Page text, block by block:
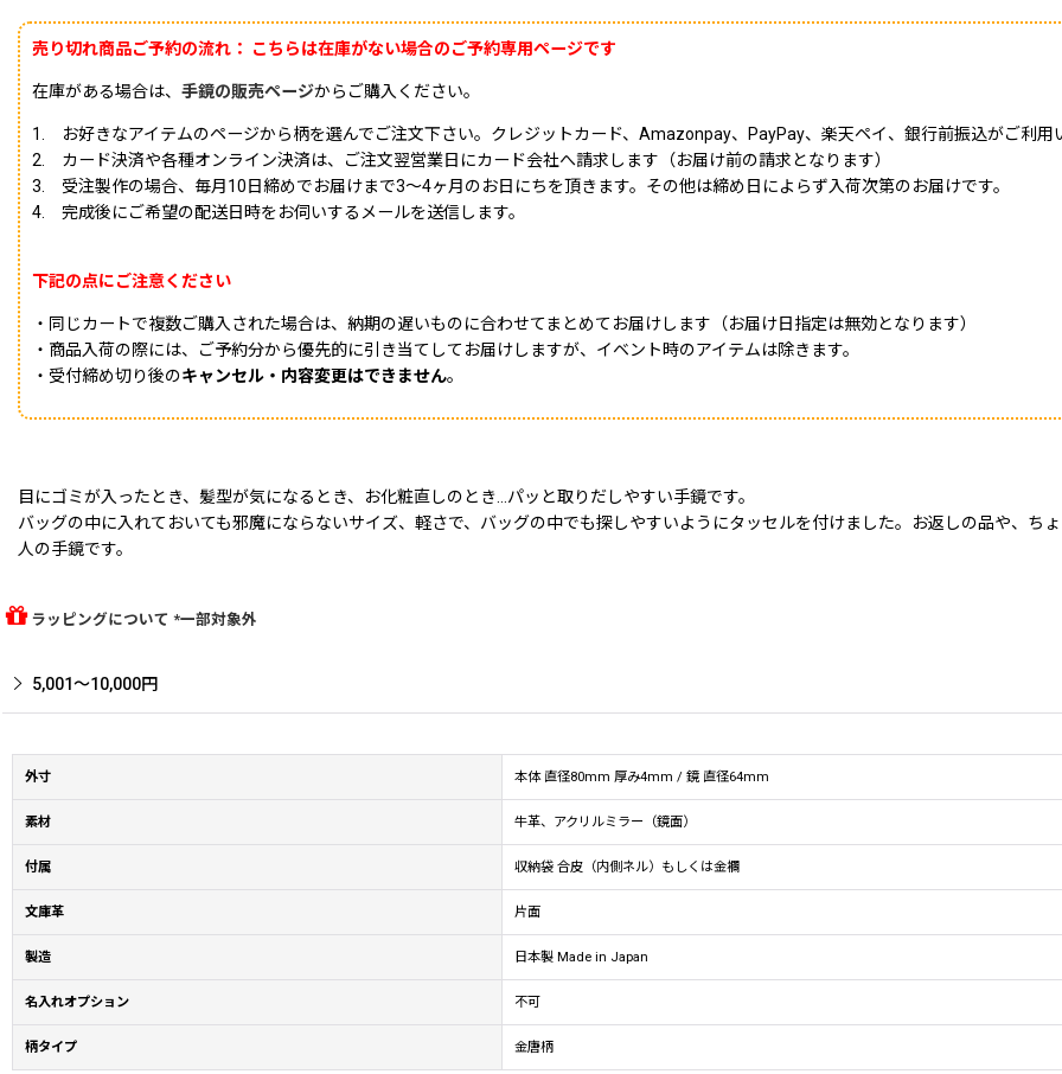
売り切れ商品ご予約の流れ： こちらは在庫がない場合のご予約専用ページです
在庫がある場合は、 手鏡の販売ページからご購入ください。
1. お好きなアイテムのページから柄を選んでご注文下さい。クレジットカード、Amazonpay、PayPay、楽天ペイ、銀行前振込がご利用
2. カード決済や各種オンライン決済は、ご注文翌営業日にカード会社へ請求します（お届け前の請求となります）
3. 受注製作の場合、毎月10日締めでお届けまで3〜4ヶ月のお日にちを頂きます。その他は締め日によらず入荷次第のお届けです。
4. 完成後にご希望の配送日時をお伺いするメールを送信します。
下記の点にご注意ください
・同じカートで複数ご購入された場合は、納期の遅いものに合わせてまとめてお届けします（お届け日指定は無効となります）
・商品入荷の際には、ご予約分から優先的に引き当てしてお届けしますが、イベント時のアイテムは除きます。
・受付締め切り後のキャンセル・内容変更はできません。
目にゴミが入ったとき、髪型が気になるとき、お化粧直しのとき…パッと取りだしやすい手鏡です。
バッグの中に入れておいても邪魔にならないサイズ、軽さで、バッグの中でも探しやすいようにタッセルを付けました。お返しの品や、ち
人の手鏡です。
ラッピングについて *一部対象外
5,001〜10,000円
外寸 本体 直径80mm 厚み4mm / 鏡 直径64mm
素材 牛革、アクリルミラー（鏡面）
付属 収納袋 合皮（内側ネル）もしくは金襴
文庫革 片面
製造 日本製 Made in Japan
名入れオプション 不可
柄タイプ 金唐柄